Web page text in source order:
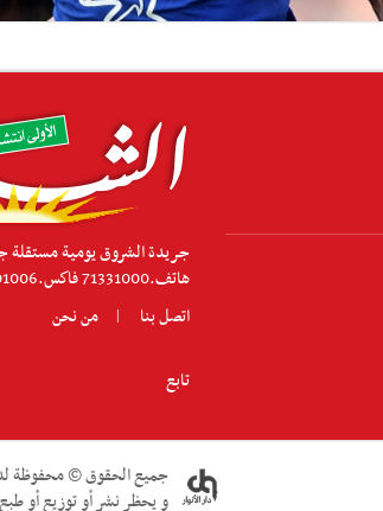
هاتف.71331000 فاكس.70201006 CCP:366.19
اتصل بنا
من نحن
تابع
جميع الحقوق © محفوظة
و يحظر نشر أو توزيع أو